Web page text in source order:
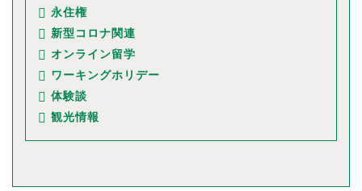
永住権
新型コロナ関連
オンライン留学
ワーキングホリデー
体験談
観光情報